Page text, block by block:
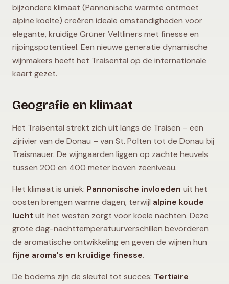
bijzondere klimaat (Pannonische warmte ontmoet
alpine koelte) creëren ideale omstandigheden voor
elegante, kruidige Grüner Veltliners met finesse en
rijpingspotentieel. Een nieuwe generatie dynamische
wijnmakers heeft het Traisental op de internationale
kaart gezet.
Geografie en klimaat
Het Traisental strekt zich uit langs de Traisen – een
zijrivier van de Donau – van St. Pölten tot de Donau bij
Traismauer. De wijngaarden liggen op zachte heuvels
tussen 200 en 400 meter boven zeeniveau.
Het klimaat is uniek: Pannonische invloeden uit het
oosten brengen warme dagen, terwijl alpine koude
lucht uit het westen zorgt voor koele nachten. Deze
grote dag-nachttemperatuurverschillen bevorderen
de aromatische ontwikkeling en geven de wijnen hun
fijne aroma's en kruidige finesse.
De bodems zijn de sleutel tot succes: Tertiaire